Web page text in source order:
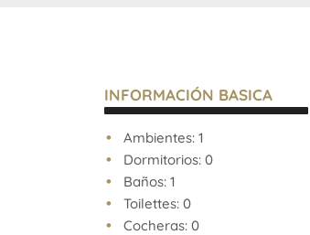
facturas, títulos y planos legales
las verificaciones respectivas
operación, requiriendo por sí o
documentación que corresponda.
Venta supeditada al
de la resolución general Nº 2371
INFORMACIÓN BASICA
Ambientes: 1
Dormitorios: 0
Baños: 1
Toilettes: 0
Cocheras: 0